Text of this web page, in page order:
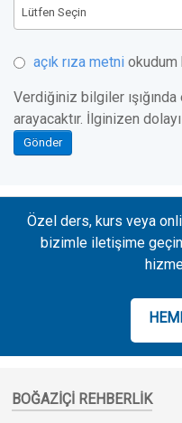
açık rıza metni okudum
Verdiğiniz bilgiler
arayacaktır. İlginizen
Gönder
Özel ders, kurs veya
bizimle iletişime
BOĞAZIÇI REHBERLIK